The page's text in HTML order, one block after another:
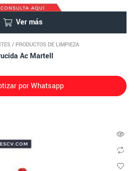
Ver más
/ PRODUCTOS DE LIMPIEZA
Ac Martell
por Whatsapp